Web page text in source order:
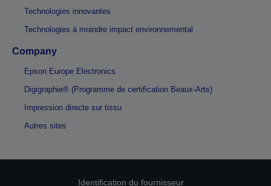
Technologies innovantes
Technologies à moindre impact environnemental
Company
Epson Europe Electronics
Digigraphie® (Programme de certification Beaux-Arts)
Impression directe sur tissu
Autres sites
Identification du fournisseur